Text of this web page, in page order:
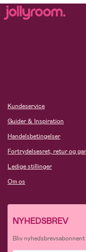
Kundeservice
Guider & Inspiration
Handelsbetingelser
Fortrydelsesret, retur og
Ledige stillinger
Om os
NYHEDSBREV
Bliv